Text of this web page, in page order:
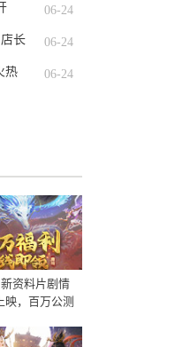
06-24
长
06-24
热
06-24
新资料片剧情
映，百万公测